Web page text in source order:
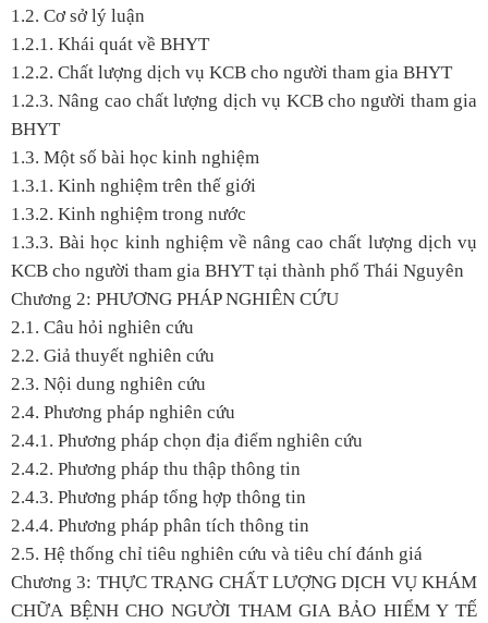
1.2. Cơ sở lý luận
1.2.1. Khái quát về BHYT
1.2.2. Chất lượng dịch vụ KCB cho người tham gia BHYT
1.2.3. Nâng cao chất lượng dịch vụ KCB cho người tham gia
BHYT
1.3. Một số bài học kinh nghiệm
1.3.1. Kinh nghiệm trên thế giới
1.3.2. Kinh nghiệm trong nước
1.3.3. Bài học kinh nghiệm về nâng cao chất lượng dịch vụ
KCB cho người tham gia BHYT tại thành phố Thái Nguyên
Chương 2: PHƯƠNG PHÁP NGHIÊN CỨU
2.1. Câu hỏi nghiên cứu
2.2. Giả thuyết nghiên cứu
2.3. Nội dung nghiên cứu
2.4. Phương pháp nghiên cứu
2.4.1. Phương pháp chọn địa điểm nghiên cứu
2.4.2. Phương pháp thu thập thông tin
2.4.3. Phương pháp tổng hợp thông tin
2.4.4. Phương pháp phân tích thông tin
2.5. Hệ thống chỉ tiêu nghiên cứu và tiêu chí đánh giá
Chương 3: THỰC TRẠNG CHẤT LƯỢNG DỊCH VỤ KHÁM
CHỮA BỆNH CHO NGƯỜI THAM GIA BẢO HIỂM Y TẾ